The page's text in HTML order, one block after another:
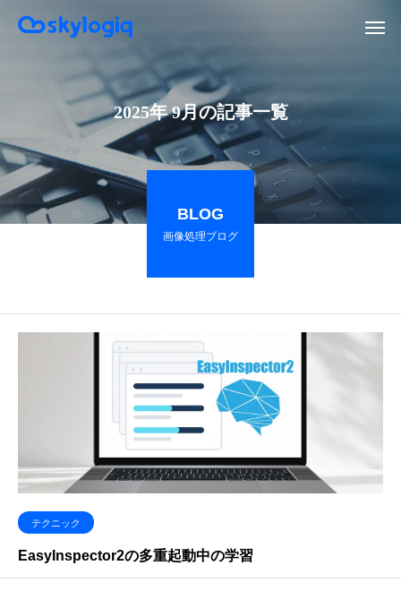
2025年 9月の記事一覧
BLOG
画像処理ブログ
テクニック
EasyInspector2の多重起動中の学習